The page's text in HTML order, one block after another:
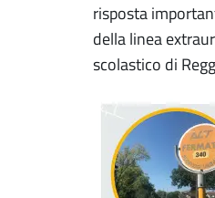
risposta
della linea
scolastico di